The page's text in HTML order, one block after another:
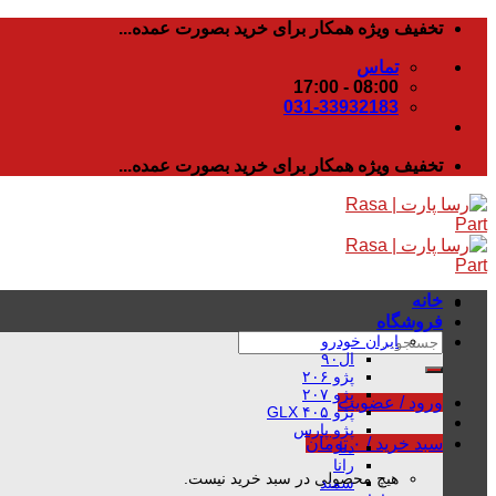
رفتن
محتوا
تخفیف ویژه همکار برای خرید بصورت عمده...
تماس
08:00 - 17:00
031-33932183
تخفیف ویژه همکار برای خرید بصورت عمده...
جستجو
ورود / عضویت
سبد خرید / ۰ تومان
هیچ محصولی در سبد خرید نیست.
خانه
فروشگاه
ایران خودرو
ال۹۰
پژو ۲۰۶
پژو ۲۰۷
پژو ۴۰۵ GLX
پژو پارس
دنا
رانا
سمند